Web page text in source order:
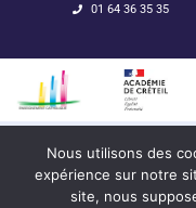
01 64 36 35 35
Mentions
Nous utilisons des
expérience sur notre
site, nous